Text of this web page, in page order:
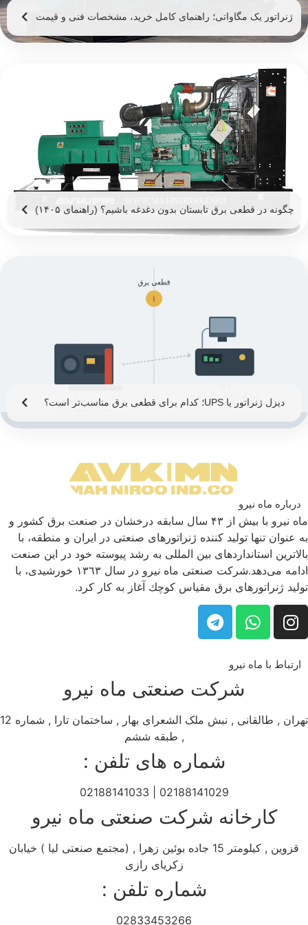
ژنراتور یک مگاواتی؛ راهنمای کامل خرید، مشخصات فنی و قیمت
چگونه در قطعی برق تابستان بدون دغدغه باشیم؟ (راهنمای ۱۴۰۵)
دیزل ژنراتور یا UPS؛ کدام برای قطعی برق مناسب‌تر است؟
درباره ماه نیرو
ماه نیرو با بیش از ۴۳ سال سابقه درخشان در صنعت برق كشور و
به عنوان تنها تولید كننده ژنراتورهای صنعتی در ایران و منطقه، با
بالاترین استانداردهای بین المللی به رشد پیوسته خود در این صنعت
ادامه می‌دهد.شركت صنعتی ماه نیرو در سال ١٣٦٣ خورشیدی، با
تولید ژنراتورهای برق مقیاس كوچك آغاز به كار كرد.
ارتباط با ماه نیرو
شرکت صنعتی ماه نیرو
تهران , طالقانی , نبش ملک الشعرای بهار , ساختمان تارا , شماره 12
, طبقه ششم
شماره های تلفن :
02188141029 | 02188141033
کارخانه شرکت صنعتی ماه نیرو
قزوین , کیلومتر 15 جاده بوئین زهرا , (مجتمع صنعتی لیا ) خیابان
زکریای رازی
شماره تلفن :
02833453266